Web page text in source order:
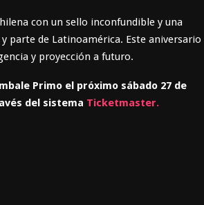
con un sello inconfundible y una
parte de Latinoamérica. Este aniversario
y proyección a futuro.
Primo el próximo sábado 27 de
del sistema Ticketmaster.